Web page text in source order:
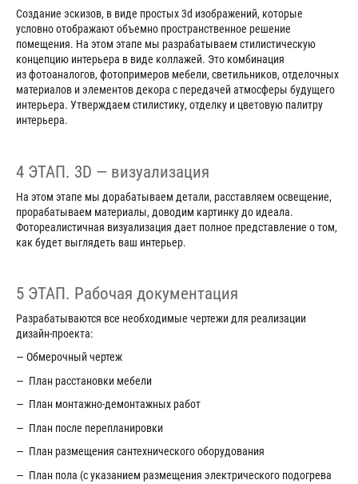
Создание эскизов, в виде простых 3d изображений, которые
условно отображают объемно пространственное решение
помещения. На этом этапе мы разрабатываем стилистическую
концепцию интерьера в виде коллажей. Это комбинация
из фотоаналогов, фотопримеров мебели, светильников, отделочных
материалов и элементов декора с передачей атмосферы будущего
интерьера. Утверждаем стилистику, отделку и цветовую палитру
интерьера.
4 ЭТАП. 3D — визуализация
На этом этапе мы дорабатываем детали, расставляем освещение,
прорабатываем материалы, доводим картинку до идеала.
Фотореалистичная визуализация дает полное представление о том,
как будет выглядеть ваш интерьер.
5 ЭТАП. Рабочая документация
Разрабатываются все необходимые чертежи для реализации
дизайн-проекта:
— Обмерочный чертеж
— План расстановки мебели
— План монтажно-демонтажных работ
— План после перепланировки
— План размещения сантехнического оборудования
— План пола (с указанием размещения электрического подогрева